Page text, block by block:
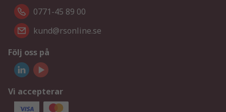
0771-45 89 00
kund@rsonline.se
Följ oss på
Vi accepterar